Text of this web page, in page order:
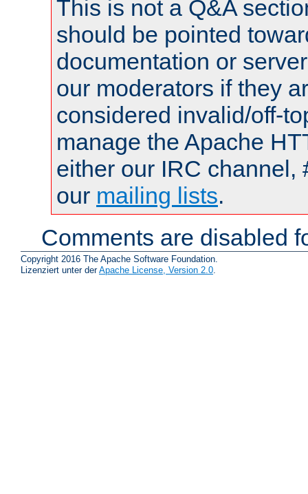
This is not a Q&A
should be pointed
documentation or
our moderators if they
considered invalid/off-
manage the Apache
either our IRC channel,
our mailing lists.
Comments are disabled
Copyright 2016 The Apache Software Foundation.
Lizenziert unter derApache License, Version 2.0.